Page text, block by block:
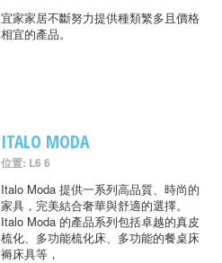
宜家家居不斷努力提供種類繁多且價格
相宜的產品。
ITALO MODA
位置: L6 6
Italo Moda 提供一系列高品質、時尚的
家具，完美結合奢華與舒適的選擇。
Italo Moda 的產品系列包括卓越的真皮
梳化、多功能梳化床、多功能的餐桌床
褥床具等，